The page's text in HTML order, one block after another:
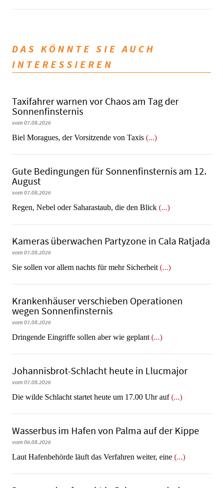
DAS KÖNNTE SIE AUCH
INTERESSIEREN
Taxifahrer warnen vor Chaos am Tag der
Sonnenfinsternis
vom 07.08.2026
​​​​​​​Biel Moragues, der Vorsitzende von Taxis (...)
Gute Bedingungen für Sonnenfinsternis am 12.
August
vom 07.08.2026
Regen, Nebel oder Saharastaub, die den Blick (...)
Kameras überwachen Partyzone in Cala Ratjada
vom 07.08.2026
Sie sollen vor allem nachts für mehr Sicherheit (...)
Krankenhäuser verschieben Operationen
wegen Sonnenfinsternis
vom 07.08.2026
Dringende Eingriffe sollen aber wie geplant (...)
Johannisbrot-Schlacht heute in Llucmajor
vom 07.08.2026
Die wilde Schlacht startet heute um 17.00 Uhr auf(...)
Wasserbus im Hafen von Palma auf der Kippe
vom 06.08.2026
Laut Hafenbehörde läuft das Verfahren weiter, eine (...)